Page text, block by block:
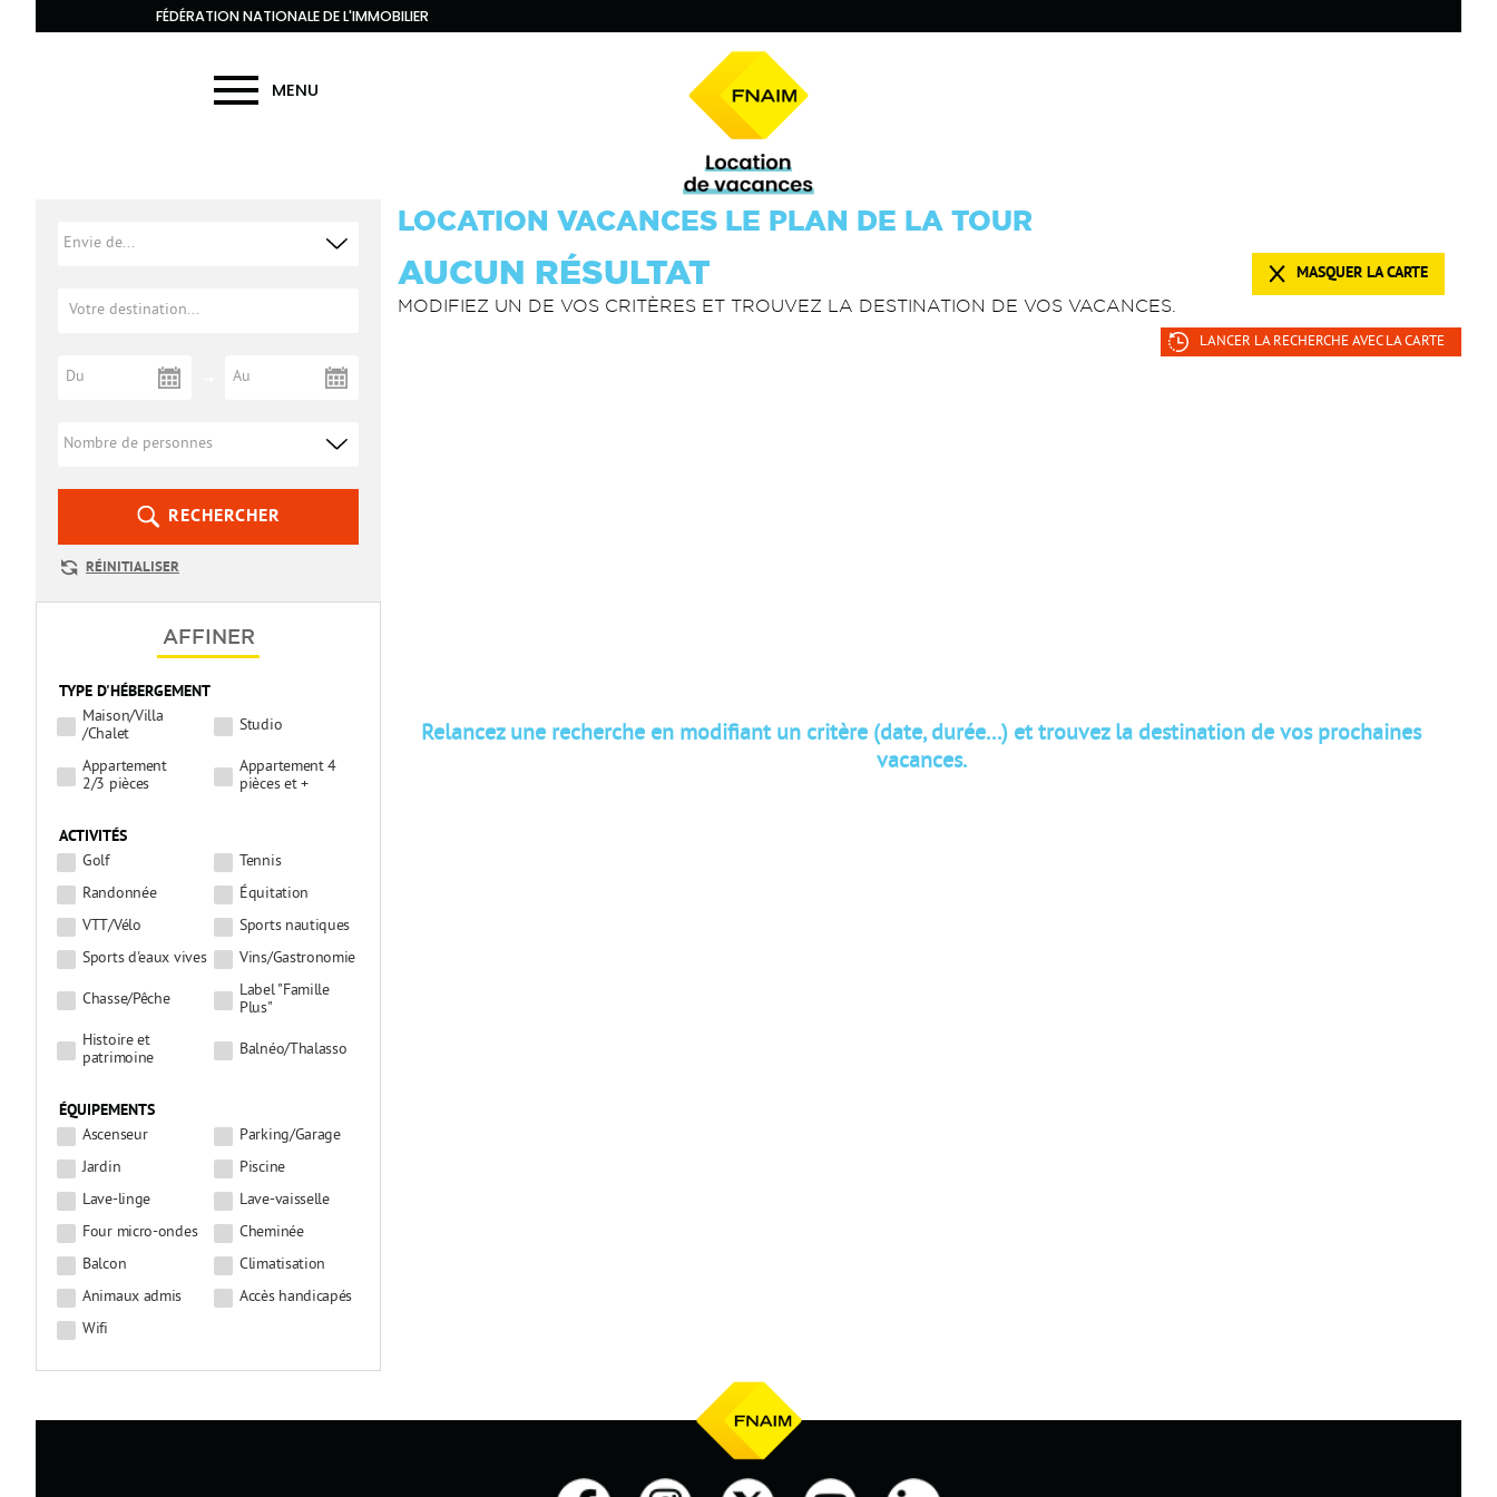
FÉDÉRATION NATIONALE DE L'IMMOBILIER
MENU
RECHERCHER
RÉINITIALISER
AFFINER
TYPE D'HÉBERGEMENT
Maison/Villa
/Chalet
Studio
Appartement
2/3 pièces
Appartement 4
pièces et +
ACTIVITÉS
Golf
Tennis
Randonnée
Équitation
VTT/Vélo
Sports nautiques
Sports d'eaux vives
Vins/Gastronomie
Chasse/Pêche
Label "Famille
Plus"
Histoire et
patrimoine
Balnéo/Thalasso
ÉQUIPEMENTS
Ascenseur
Parking/Garage
Jardin
Piscine
Lave-linge
Lave-vaisselle
Four micro-ondes
Cheminée
Balcon
Climatisation
Animaux admis
Accès handicapés
Wifi
LOCATION VACANCES LE PLAN DE LA TOUR
AUCUN RÉSULTAT
MODIFIEZ UN DE VOS CRITÈRES ET TROUVEZ LA DESTINATION DE VOS VACANCES.
MASQUER LA CARTE
LANCER LA RECHERCHE AVEC LA CARTE
Relancez une recherche en modifiant un critère (date, durée...) et trouvez la destination de vos prochaines
vacances.